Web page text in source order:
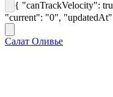
{ "canTrackVelocity":
"current": "0",
Салат Оливье